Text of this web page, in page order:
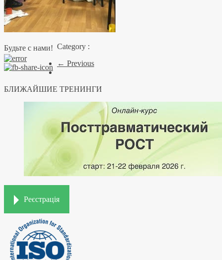
Будьте с нами! Category :
← Previous
БЛИЖАЙШИЕ ТРЕНИНГИ
Реєстрація